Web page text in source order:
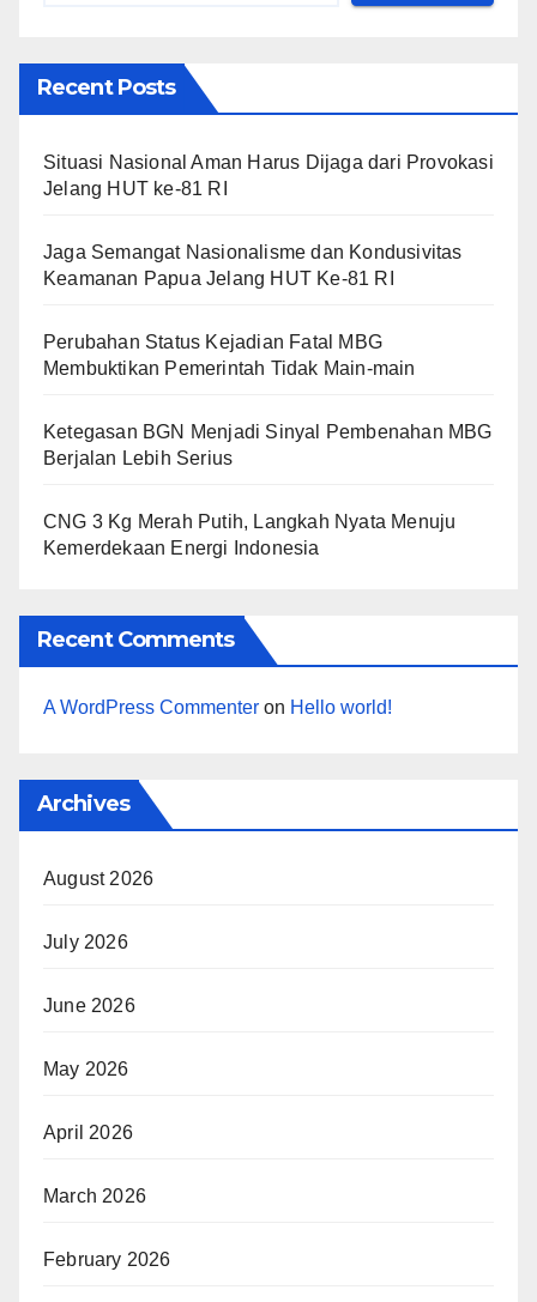
Recent Posts
Situasi Nasional Aman Harus Dijaga dari Provokasi
Jelang HUT ke-81 RI
Jaga Semangat Nasionalisme dan Kondusivitas
Keamanan Papua Jelang HUT Ke-81 RI
Perubahan Status Kejadian Fatal MBG
Membuktikan Pemerintah Tidak Main-main
Ketegasan BGN Menjadi Sinyal Pembenahan MBG
Berjalan Lebih Serius
CNG 3 Kg Merah Putih, Langkah Nyata Menuju
Kemerdekaan Energi Indonesia
Recent Comments
A WordPress Commenter on Hello world!
Archives
August 2026
July 2026
June 2026
May 2026
April 2026
March 2026
February 2026